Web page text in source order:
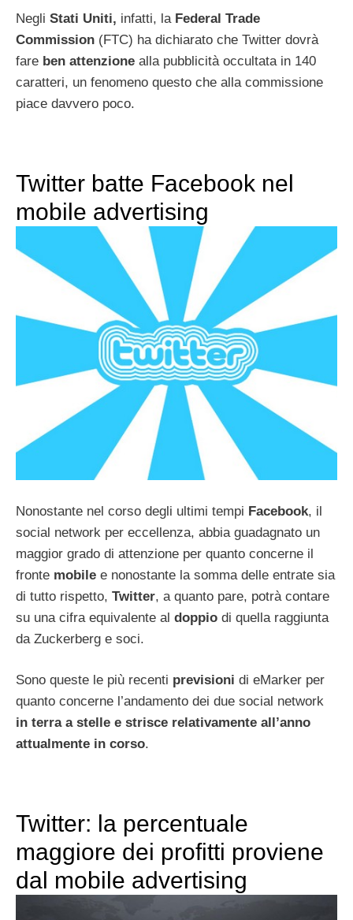
Negli Stati Uniti, infatti, la Federal Trade
Commission (FTC) ha dichiarato che Twitter dovrà
fare ben attenzione alla pubblicità occultata in 140
caratteri, un fenomeno questo che alla commissione
piace davvero poco.
Twitter batte Facebook nel
mobile advertising
Nonostante nel corso degli ultimi tempi Facebook, il
social network per eccellenza, abbia guadagnato un
maggior grado di attenzione per quanto concerne il
fronte mobile e nonostante la somma delle entrate sia
di tutto rispetto, Twitter, a quanto pare, potrà contare
su una cifra equivalente al doppio di quella raggiunta
da Zuckerberg e soci.
Sono queste le più recenti previsioni di eMarker per
quanto concerne l’andamento dei due social network
in terra a stelle e strisce relativamente all’anno
attualmente in corso.
Twitter: la percentuale
maggiore dei profitti proviene
dal mobile advertising